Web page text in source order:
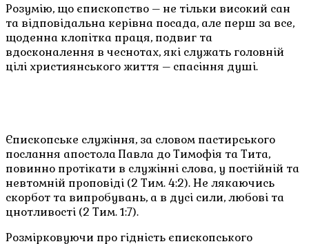
Розумію, що єпископство – не тільки високий сан
та відповідальна керівна посада, але перш за все,
щоденна клопітка праця, подвиг та
вдосконалення в чеснотах, які служать головній
цілі християнського життя – спасіння душі.
Єпископське служіння, за словом пастирського
послання апостола Павла до Тимофія та Тита,
повинно протікати в служінні слова, у постійній та
невтомній проповіді (2 Тим. 4:2). Не лякаючись
скорбот та випробувань, а в дусі сили, любові та
цнотливості (2 Тим. 1:7).
Розмірковуючи про гідність єпископського